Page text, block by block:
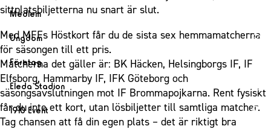
Årskort herr
Mitt MFF
Biljetter till bortamatcher
Biljettvillkor
Lag
Herrlaget
Spelare
Ledarstab
Damlaget
Spelare
Ledarstab
Medlem
Medlemskap i Malmö FF
Årsmöte 2026
Ungdom
MFF Ungdom
Sommarfotboll
Skånecupen
Fotbollsskolan
Företag
Bli företagspartner
Nätverket
Klubbstolar
Eleda Stadion
Eleda Stadion
Erics Bar & Restaurang
1910 Event
sittplatsbiljetterna nu snart är slut.
Med MFFs Höstkort får du de sista sex hemmamatcherna
för säsongen till ett pris.
Matcherna det gäller är: BK Häcken, Helsingborgs IF, IF
Elfsborg, Hammarby IF, IFK Göteborg och
säsongsavslutningen mot IF Brommapojkarna. Rent fysiskt
får du inte ett kort, utan lösbiljetter till samtliga matcher.
Tag chansen att få din egen plats – det är riktigt bra